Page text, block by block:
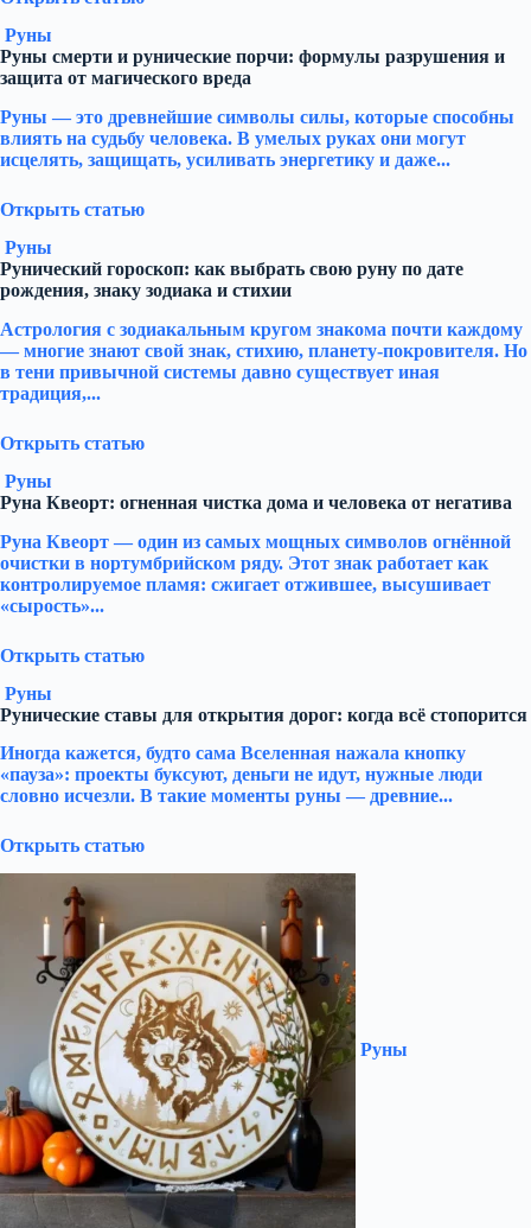
Руны
Руны смерти и рунические порчи: формулы разрушения и
защита от магического вреда
Руны — это древнейшие символы силы, которые способны
влиять на судьбу человека. В умелых руках они могут
исцелять, защищать, усиливать энергетику и даже...
Открыть статью
Руны
Рунический гороскоп: как выбрать свою руну по дате
рождения, знаку зодиака и стихии
Астрология с зодиакальным кругом знакома почти каждому
— многие знают свой знак, стихию, планету-покровителя. Но
в тени привычной системы давно существует иная
традиция,...
Открыть статью
Руны
Руна Квеорт: огненная чистка дома и человека от негатива
Руна Квеорт — один из самых мощных символов огнённой
очистки в нортумбрийском ряду. Этот знак работает как
контролируемое пламя: сжигает отжившее, высушивает
«сырость»...
Открыть статью
Руны
Рунические ставы для открытия дорог: когда всё стопорится
Иногда кажется, будто сама Вселенная нажала кнопку
«пауза»: проекты буксуют, деньги не идут, нужные люди
словно исчезли. В такие моменты руны — древние...
Открыть статью
Руны